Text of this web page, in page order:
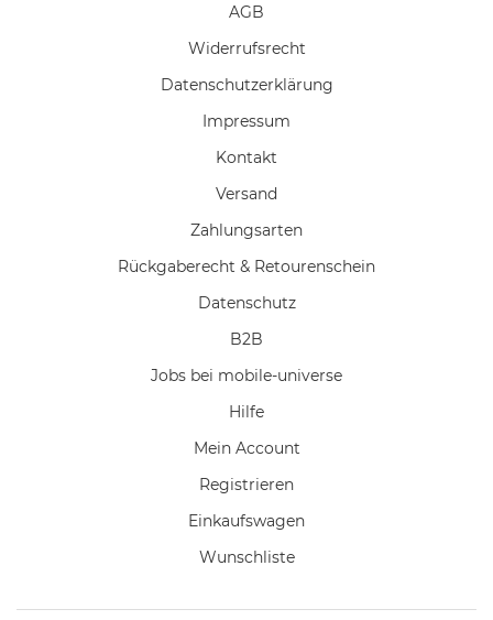
AGB
Widerrufs­recht
Daten­schutz­erklärung
Impressum
Kontakt
Versand
Zahlungsarten
Rückgaberecht & Retourenschein
Datenschutz
B2B
Jobs bei mobile-universe
Hilfe
Mein Account
Registrieren
Einkaufswagen
Wunschliste